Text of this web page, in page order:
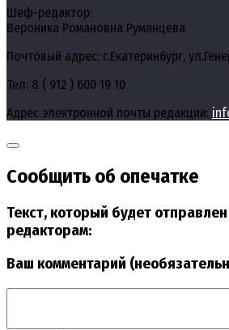
Шеф-редактор:
Вероника Романовна Румянцева
Почтовый адрес: г.Екатеринбург,
Тел: 8 ( 912 ) 600 19 10
Адрес электронной почты редакции:
Сообщить об опечатке
Текст, который будет
редакторам:
Ваш комментарий